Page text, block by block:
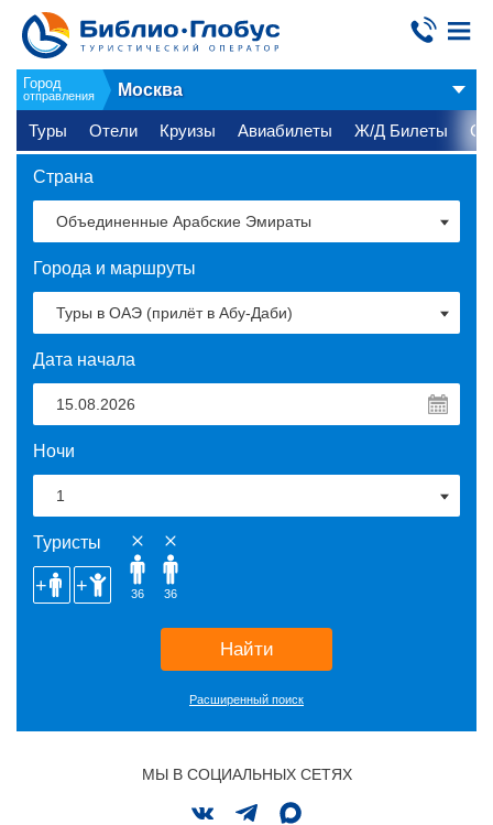
Город
отправления Москва
Туры Отели Круизы Авиабилеты Ж/Д Билеты
Страна
Города и маршруты
Дата начала
Ночи
Туристы
36 36
Найти
Расширенный поиск
МЫ В СОЦИАЛЬНЫХ СЕТЯХ